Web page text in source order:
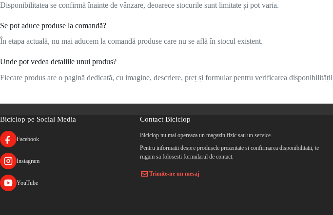
Disponibilitatea se confirmă înainte de vânzare, deoarece stocurile sunt limitate și pot varia.
Se pot aduce produse la comandă?
În etapa actuală, nu mai aducem la comandă produse care nu se află în stocul existent.
Unde pot vedea detaliile unui produs?
Fiecare produs are o pagină dedicată, cu imagine, descriere, preț și formular pentru verificarea
Biciclop pe Social Media
Facebook
Instagram
YouTube
Contact Biciclop
Biciclop nu mai opereaza un magazin fizic sau un service.
Pentru informatii despre produsele prezentate si confirmarea disponibilitatii, te
rugam sa folosesti formularul de contact.
Trimite-ne un mesaj